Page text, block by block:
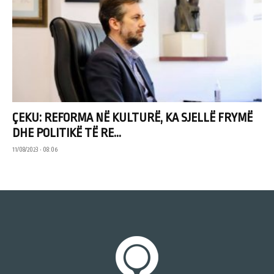
ÇEKU: REFORMA NË KULTURË, KA SJELLË FRYMË
DHE POLITIKË TË RE...
11/08/2023 • 08:06